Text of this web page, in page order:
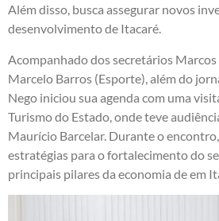
Além disso, busca assegurar novos
desenvolvimento de Itacaré.
Acompanhado dos secretários Marcos
Marcelo Barros (Esporte), além do
Nego iniciou sua agenda com uma
Turismo do Estado, onde teve
Maurício Barcelar. Durante o
estratégias para o fortalecimento do
principais pilares da economia de em